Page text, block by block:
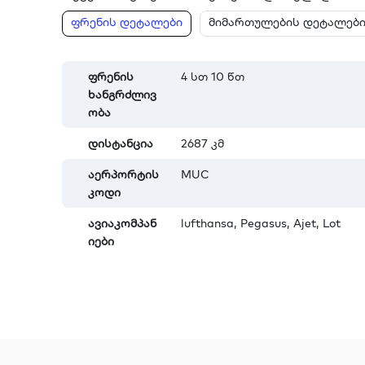
ფრენის დეტალები მიმართულების დეტალები
ფრენის
ხანგრძლივ
ობა
4 სთ 10 წთ
დისტანცია 2687 კმ
აერპორტის
კოდი
MUC
ავიაკომპან
იები
lufthansa, Pegasus, Ajet, Lot